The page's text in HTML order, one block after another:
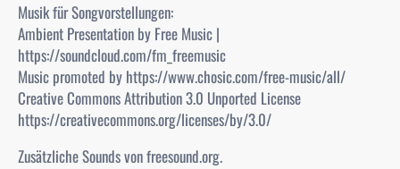
Musik für Songvorstellungen:
Ambient Presentation by Free Music |
https://soundcloud.com/fm_freemusic
Music promoted by https://www.chosic.com/free-music/all/
Creative Commons Attribution 3.0 Unported License
https://creativecommons.org/licenses/by/3.0/
Zusätzliche Sounds von freesound.org.